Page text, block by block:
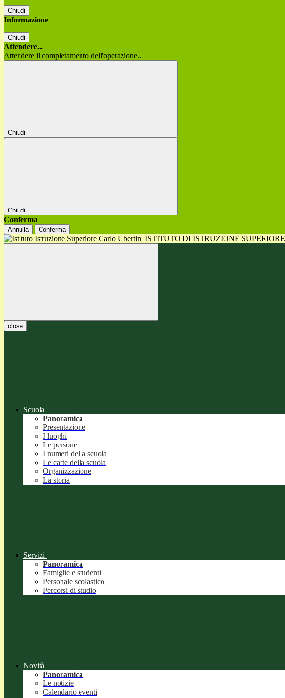
Chiudi
Informazione
Chiudi
Attendere...
Attendere il completamento dell'operazione...
Chiudi
Chiudi
Conferma
Annulla Conferma
ISTITUTO DI ISTRUZIONE SUPERIORE
close
Scuola
Panoramica
Presentazione
I luoghi
Le persone
I numeri della scuola
Le carte della scuola
Organizzazione
La storia
Servizi
Panoramica
Famiglie e studenti
Personale scolastico
Percorsi di studio
Novità
Panoramica
Le notizie
Calendario eventi